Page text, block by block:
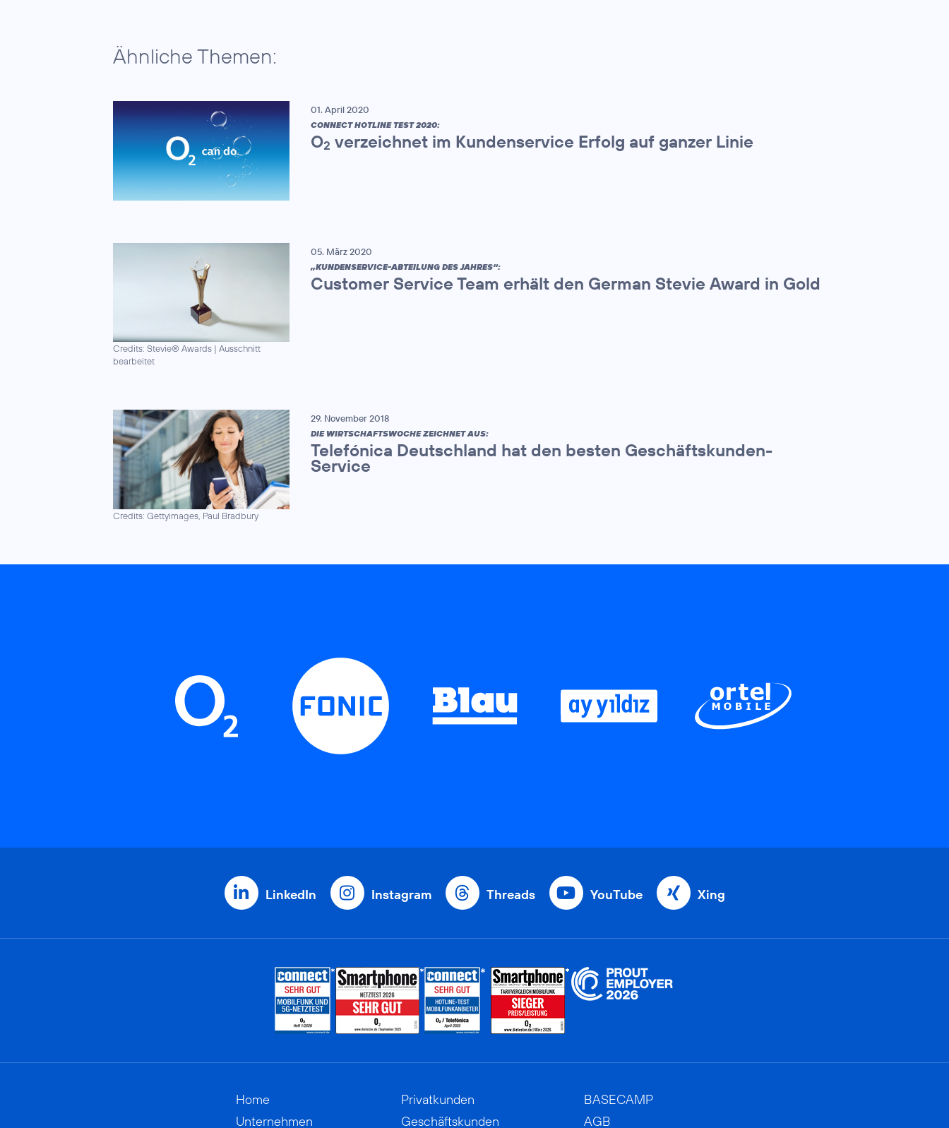
Ähnliche Themen:
01. April 2020
CONNECT HOTLINE TEST 2020:
O2 verzeichnet im Kundenservice Erfolg auf ganzer Linie
Credits: Stevie® Awards | Ausschnitt
bearbeitet
05. März 2020
„KUNDENSERVICE-ABTEILUNG DES JAHRES“:
Customer Service Team erhält den German Stevie Award in Gold
Credits: Gettyimages, Paul Bradbury
29. November 2018
DIE WIRTSCHAFTSWOCHE ZEICHNET AUS:
Telefónica Deutschland hat den besten Geschäftskunden-
Service
LinkedIn Instagram Threads YouTube Xing
Home
Unternehmen
Privatkunden
Geschäftskunden
BASECAMP
AGB